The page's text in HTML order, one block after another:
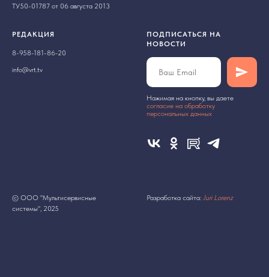
ТУ50-01787 от 06 августа 2013
РЕДАКЦИЯ
8-958-181-86-20
info@vrt.tv
ПОДПИСАТЬСЯ НА
НОВОСТИ
Нажимая на кнопку, вы даете
cогласие на обработку
персональных данных
© ООО "Мультисервисные
системы", 2025
Разработка сайта: Juri Lorenz